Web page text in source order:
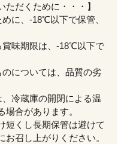
ただくために・・・】
に、-18℃以下で保管、
賞味期限は、-18℃以下で
については、品質の劣
冷蔵庫の開閉による温
場合があります。
短くし長期保管は避けて
召し上がりください。